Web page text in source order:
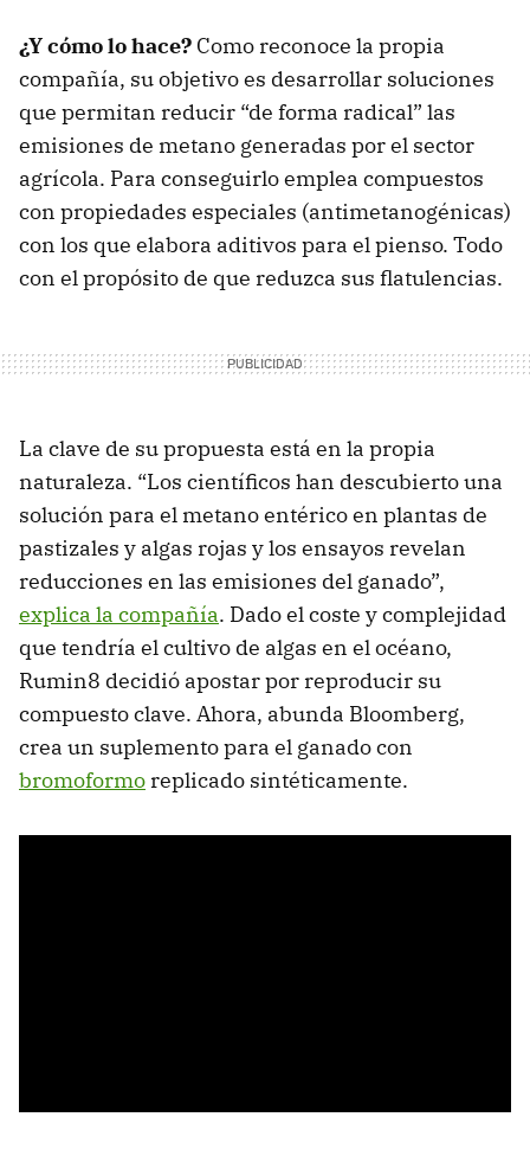
¿Y cómo lo hace? Como reconoce la propia
compañía, su objetivo es desarrollar soluciones
que permitan reducir “de forma radical” las
emisiones de metano generadas por el sector
agrícola. Para conseguirlo emplea compuestos
con propiedades especiales (antimetanogénicas)
con los que elabora aditivos para el pienso. Todo
con el propósito de que reduzca sus flatulencias.
La clave de su propuesta está en la propia
naturaleza. “Los científicos han descubierto una
solución para el metano entérico en plantas de
pastizales y algas rojas y los ensayos revelan
reducciones en las emisiones del ganado”,
explica la compañía. Dado el coste y complejidad
que tendría el cultivo de algas en el océano,
Rumin8 decidió apostar por reproducir su
compuesto clave. Ahora, abunda Bloomberg,
crea un suplemento para el ganado con
bromoformo replicado sintéticamente.